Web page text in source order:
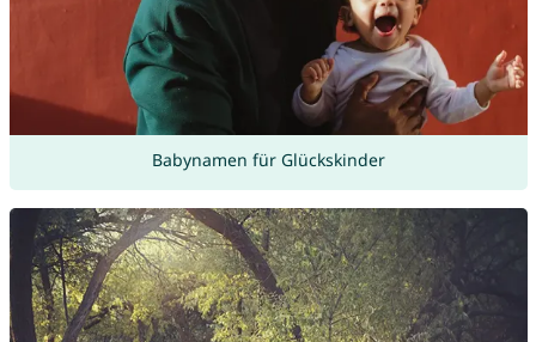
Babynamen für Glückskinder